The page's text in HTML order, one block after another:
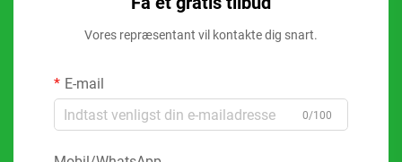
Vores repræsentant vil kontakte dig snart.
E-mail
0/100